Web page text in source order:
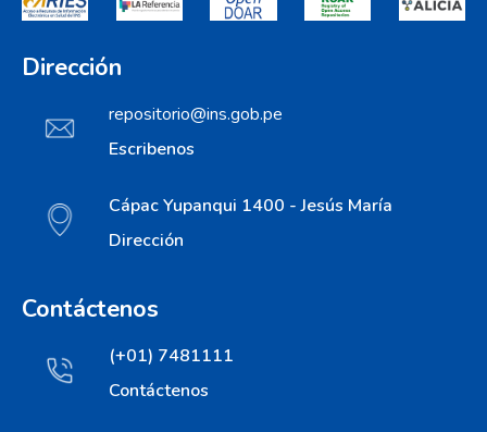
Dirección
repositorio@ins.gob.pe
Escribenos
Cápac Yupanqui 1400 - Jesús María
Dirección
Contáctenos
(+01) 7481111
Contáctenos